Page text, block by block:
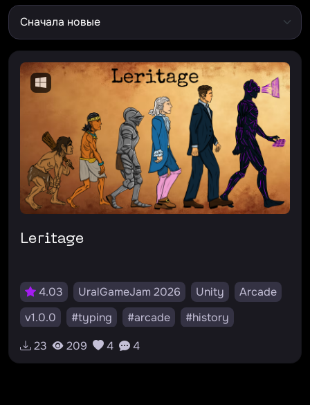
Leritage
4.03 UralGameJam 2026 Unity
Arcade
v1.0.0
#typing #arcade
#history
23
209 4 4